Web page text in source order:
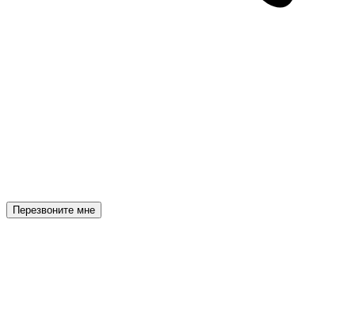
Перезвоните мне